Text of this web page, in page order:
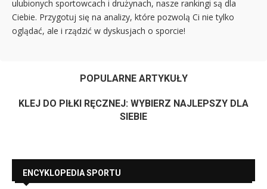
ulubionych sportowcach i drużynach, nasze rankingi są dla
Ciebie. Przygotuj się na analizy, które pozwolą Ci nie tylko
oglądać, ale i rządzić w dyskusjach o sporcie!
POPULARNE ARTYKUŁY
KLEJ DO PIŁKI RĘCZNEJ: WYBIERZ NAJLEPSZY DLA
SIEBIE
ENCYKLOPEDIA SPORTU